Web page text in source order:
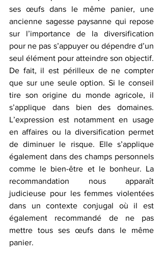
ses œufs dans le même panier, une
ancienne sagesse paysanne qui repose
sur l’importance de la diversification
pour ne pas s’appuyer ou dépendre d’un
seul élément pour atteindre son objectif.
De fait, il est périlleux de ne compter
que sur une seule option. Si le conseil
tire son origine du monde agricole, il
s’applique dans bien des domaines.
L’expression est notamment en usage
en affaires ou la diversification permet
de diminuer le risque. Elle s’applique
également dans des champs personnels
comme le bien-être et le bonheur. La
recommandation nous apparaît
judicieuse pour les femmes violentées
dans un contexte conjugal où il est
également recommandé de ne pas
mettre tous ses œufs dans le même
panier.